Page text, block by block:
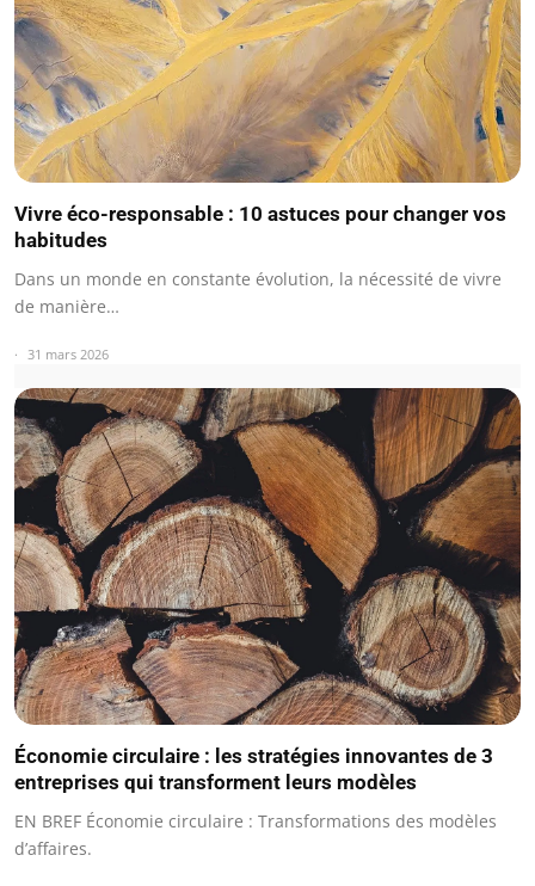
Vivre éco-responsable : 10 astuces pour changer vos
habitudes
Dans un monde en constante évolution, la nécessité de vivre
de manière…
31 mars 2026
Économie circulaire : les stratégies innovantes de 3
entreprises qui transforment leurs modèles
EN BREF Économie circulaire : Transformations des modèles
d’affaires.